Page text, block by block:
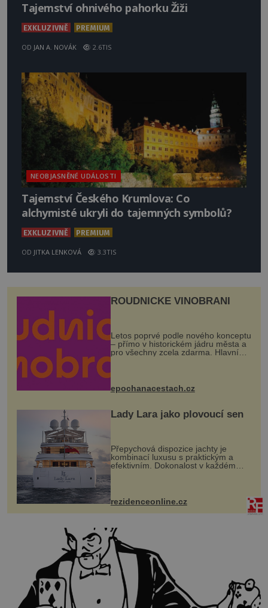
Tajemství ohnivého pahorku Žiži
EXKLUZIVNĚ PREMIUM
OD JAN A. NOVÁK 2.6TIS
NEOBJASNĚNÉ UDÁLOSTI
Tajemství Českého Krumlova: Co
alchymisté ukryli do tajemných symbolů?
EXKLUZIVNĚ PREMIUM
OD JITKA LENKOVÁ 3.3TIS
ROUDNICKÉ VINOBRANÍ
Letos poprvé podle nového konceptu
– přímo v historickém jádru města a
pro všechny zcela zdarma. Hlavní
program se odehraje na Karlově a
mohou těšit na víno, burčák, pes...
epochanacestach.cz
Lady Lara jako plovoucí sen
Přepychová dispozice jachty je
kombinací luxusu s praktickým a
efektivním. Dokonalost v každém
detailu představuje značka Fendi
Casa, kterou byly vybaveny její
paluby. Monacký přístav nabízí
každoročn...
rezidenceonline.cz